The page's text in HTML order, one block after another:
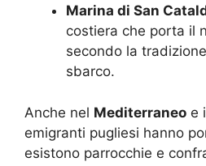
Marina di San
costiera che porta il
secondo la
sbarco.
Anche nel Mediterraneo e
emigranti pugliesi hanno
esistono parrocchie e